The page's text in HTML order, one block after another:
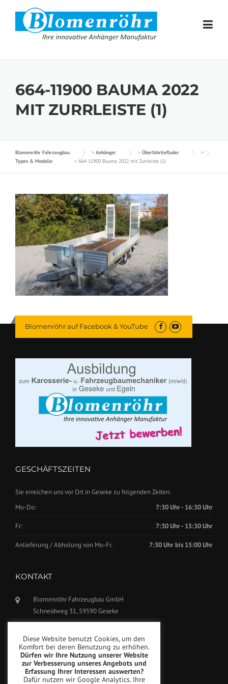
Skip to content
664-11900 BAUMA 2022
MIT ZURRLEISTE (1)
Blomenröhr Fahrzeugbau > Anhänger > Überfahrtieflader
>
Typen & Modelle
> 664-11900 Bauma 2022 mit Zurrleiste (1)
Blomenröhr auf Facebook & YouTube
GESCHÄFTSZEITEN
Sie erreichen uns vor Ort in Geseke zu folgenden Zeiten:
Mo-Do:
7:30 Uhr - 16:30 Uhr
Fr: 7:30 Uhr - 15:30 Uhr
Anlieferung / Abholung von Mo-Fr. 7:30 Uhr bis 15:00 Uhr
KONTAKT
Blomenröhr Fahrzeugbau GmbH
Schneidweg 31, 59590 Geseke
Fax: +49(0)2942-5799777
info@blomenroehr.com
Diese Website benutzt Cookies, um den
Komfort bei deren Benutzung zu erhöhen.
Dürfen wir Ihre Nutzung unserer Website
zur Verbesserung unseres Angebots und
Erfassung Ihrer Interessen auswerten?
Dafür nutzen wir Google Analytics. Ihre